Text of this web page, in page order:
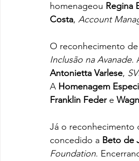
homenageou Regina
Costa, Account
O reconhecimento de
Inclusão na Avanade.
Antonietta Varlese,
A Homenagem
Franklin Feder e
Já o reconhecimento
concedido a Beto de
Foundation.